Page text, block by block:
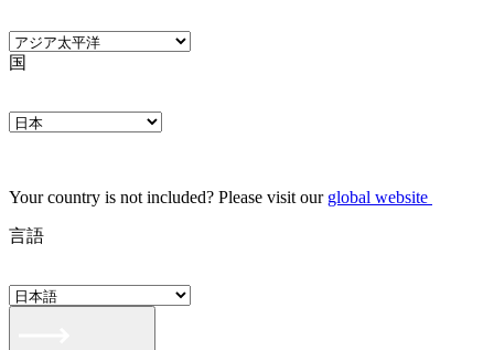
国
Your country is not included? Please visit our global website
言語